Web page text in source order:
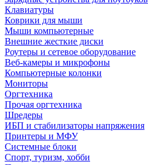
Клавиатуры
Коврики для мыши
Мыши компьютерные
Внешние жесткие диски
Роутеры и сетевое оборудование
Веб-камеры и микрофоны
Компьютерные колонки
Мониторы
Оргтехника
Прочая оргтехника
Шредеры
ИБП и стабилизаторы напряжения
Принтеры и МФУ
Системные блоки
Спорт, туризм, хобби